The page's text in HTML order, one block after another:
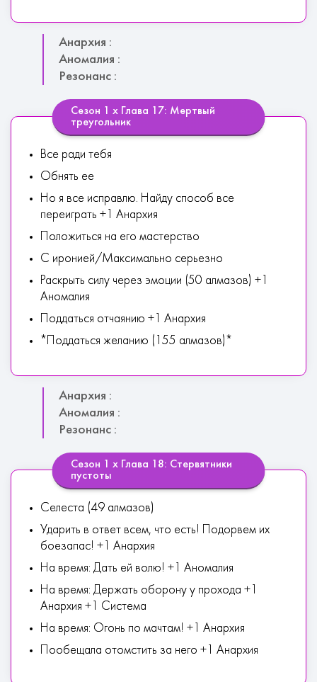
Анархия :
Аномалия :
Резонанс :
Сезон 1 х Глава 17: Мертвый
треугольник
Все ради тебя
Обнять ее
Но я все исправлю. Найду способ все
переиграть +1 Анархия
Положиться на его мастерство
С иронией/Максимально серьезно
Раскрыть силу через эмоции (50 алмазов) +1
Аномалия
Поддаться отчаянию +1 Анархия
*Поддаться желанию (155 алмазов)*
Анархия :
Аномалия :
Резонанс :
Сезон 1 х Глава 18: Стервятники
пустоты
Селеста (49 алмазов)
Ударить в ответ всем, что есть! Подорвем их
боезапас! +1 Анархия
На время: Дать ей волю! +1 Аномалия
На время: Держать оборону у прохода +1
Анархия +1 Система
На время: Огонь по мачтам! +1 Анархия
Пообещала отомстить за него +1 Анархия